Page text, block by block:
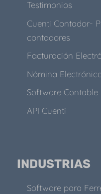
Testimonios
Cuenti Contador-
contadores
Facturación
Nómina
Software Contable
API Cuenti
INDUSTRIAS
Software para